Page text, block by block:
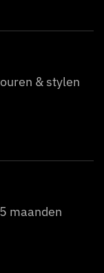
& stylen
maanden